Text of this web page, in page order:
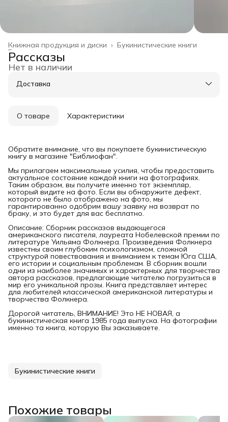
Букинистические книги
Книжная продукция и диски ›
Главная
Рассказы
Нет в наличии
Доставка
О товаре Характеристики
Обратите внимание, что вы покупаете букинистическую
книгу в магазине "Библиофан".
Мы прилагаем максимальные усилия, чтобы предоставить
актуальное состояние каждой книги на фотографиях.
Таким образом, вы получите именно тот экземпляр,
который видите на фото. Если вы обнаружите дефект,
которого не было отображено на фото, мы
гарантированно одобрим вашу заявку на возврат по
браку, и это будет для вас бесплатно.
Описание: Сборник рассказов выдающегося
американского писателя, лауреата Нобелевской премии по
литературе Уильяма Фолкнера. Произведения Фолкнера
известны своим глубоким психологизмом, сложной
структурой повествования и вниманием к темам Юга США,
его истории и социальным проблемам. В сборник вошли
одни из наиболее значимых и характерных для творчества
автора рассказов, предлагающие читателю погрузиться в
мир его уникальной прозы. Книга представляет интерес
для любителей классической американской литературы и
творчества Фолкнера.
Дорогой читатель, ВНИМАНИЕ! Это НЕ НОВАЯ, а
букинистическая книга 1985 года выпуска. На фотографии
именно та книга, которую Вы заказываете.
Букинистические книги
Похожие товары